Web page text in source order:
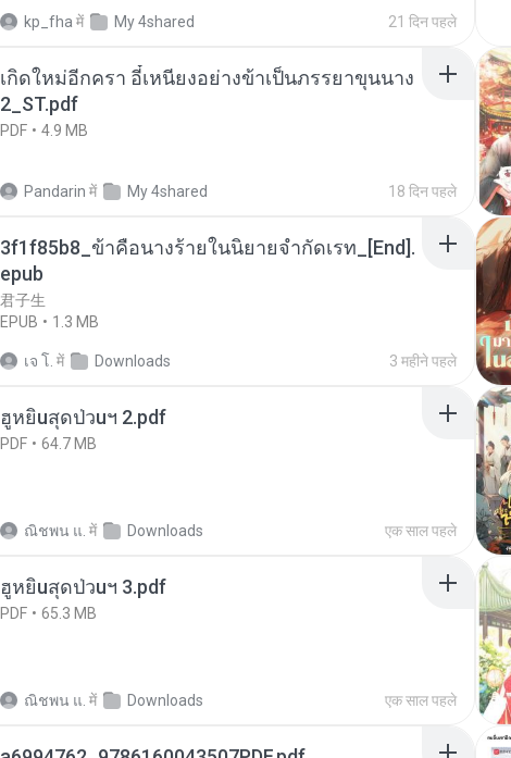
kp_fha में My 4shared 21 दिन पहले
เกิดใหม่อีกครา อี๋เหนียงอย่างข้าเป็นภรรยาขุนนาง
2_ST.pdf
PDF 4.9 MB
Pandarin में My 4shared 18 दिन पहले
3f1f85b8_ข้าคือนางร้ายในนิยายจำกัดเรท_[End].
epub
君子生
EPUB
1.3 MB
เจ โ. में Downloads 3 महीने पहले
ฮูหยิuสุดป่วuฯ 2.pdf
PDF 64.7 MB
ณิชพน แ. में Downloads एक साल पहले
ฮูหยิuสุดป่วuฯ 3.pdf
PDF 65.3 MB
ณิชพน แ. में Downloads एक साल पहले